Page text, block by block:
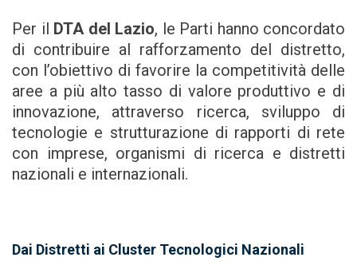
Per il DTA del Lazio, le Parti hanno concordato
di contribuire al rafforzamento del distretto,
con l’obiettivo di favorire la competitività delle
aree a più alto tasso di valore produttivo e di
innovazione, attraverso ricerca, sviluppo di
tecnologie e strutturazione di rapporti di rete
con imprese, organismi di ricerca e distretti
nazionali e internazionali.
Dai Distretti ai Cluster Tecnologici Nazionali